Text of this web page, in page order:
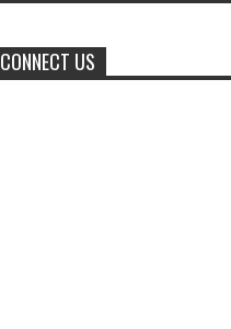
CONNECT US